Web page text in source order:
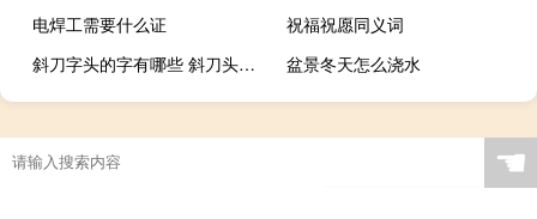
电焊工需要什么证
祝福祝愿同义词
斜刀字头的字有哪些 斜刀头的字有哪些
盆景冬天怎么浇水
有辱斯文什么梗
☚